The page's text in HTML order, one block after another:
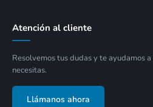
Atención al cliente
Resolvemos tus dudas y te ayudamos
necesitas.
Llámanos ahora